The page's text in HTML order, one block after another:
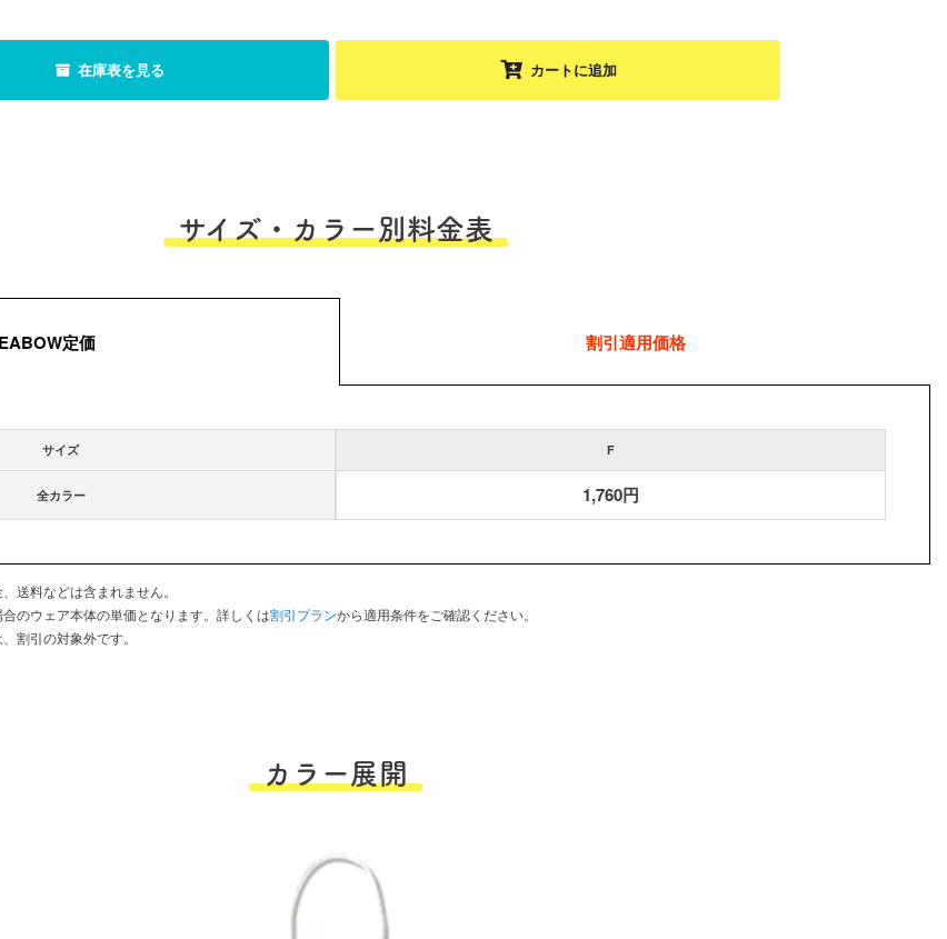
在庫表を見る カートに追加
サイズ・カラー別料金表
定価 割引適用価格
サイズ F
全カラー 1,760円
送料などは含まれません。
のウェア本体の単価となります。詳しくは割引プランから適用条件をご確認ください。
割引の対象外です。
カラー展開